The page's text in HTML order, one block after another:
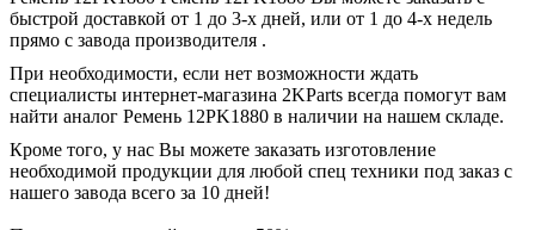
быстрой доставкой от 1 до 3-х дней, или от 1 до 4-х недель
прямо с завода производителя .
При необходимости, если нет возможности ждать
специалисты интернет-магазина 2KParts всегда помогут вам
найти аналог Ремень 12PK1880 в наличии на нашем складе.
Кроме того, у нас Вы можете заказать изготовление
необходимой продукции для любой спец техники под заказ с
нашего завода всего за 10 дней!